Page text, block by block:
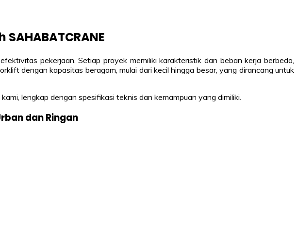
pekerjaan. Setiap proyek memiliki karakteristik dan beban kerja berbeda,
dengan kapasitas beragam, mulai dari kecil hingga besar, yang dirancang untuk
lengkap dengan spesifikasi teknis dan kemampuan yang dimiliki.
dan Ringan